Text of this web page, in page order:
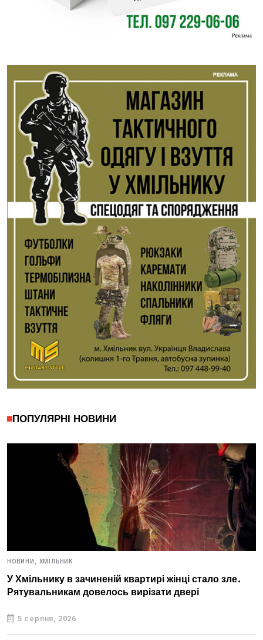
ПОПУЛЯРНІ НОВИНИ
НОВИНИ, ХМІЛЬНИК
У Хмільнику в зачиненій квартирі жінці стало зле.
Рятувальникам довелось вирізати двері
5 серпня, 2026